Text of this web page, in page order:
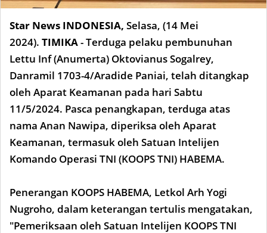
Star News INDONESIA, Selasa, (14 Mei
2024). TIMIKA- Terduga pelaku pembunuhan
Lettu Inf (Anumerta) Oktovianus Sogalrey,
Danramil 1703-4/Aradide Paniai, telah ditangkap
oleh Aparat Keamanan pada hari Sabtu
11/5/2024. Pasca penangkapan, terduga atas
nama Anan Nawipa, diperiksa oleh Aparat
Keamanan, termasuk oleh Satuan Intelijen
Komando Operasi TNI (KOOPS TNI) HABEMA.
Penerangan KOOPS HABEMA, Letkol Arh Yogi
Nugroho, dalam keterangan tertulis mengatakan,
"Pemeriksaan oleh Satuan Intelijen KOOPS TNI